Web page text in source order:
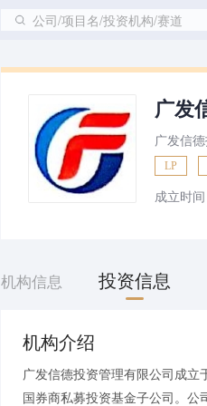
公司/项目名/投资机构/赛道
广发
广发信
LP
成立时
机构信息 投资信息
机构介绍
广发信德投资管理有限公司成
国券商私募投资基金子公司。